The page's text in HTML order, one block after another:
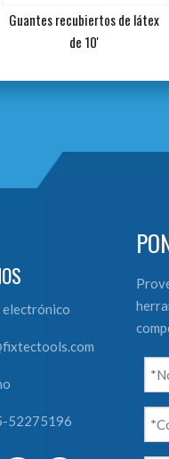
Guantes recubiertos de látex
de 10'
52275196